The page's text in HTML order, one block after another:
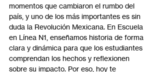
momentos que cambiaron el rumbo del
país, y uno de los más importantes es sin
duda la Revolución Mexicana. En Escuela
en Línea N1, enseñamos historia de forma
clara y dinámica para que los estudiantes
comprendan los hechos y reflexionen
sobre su impacto. Por eso, hoy te